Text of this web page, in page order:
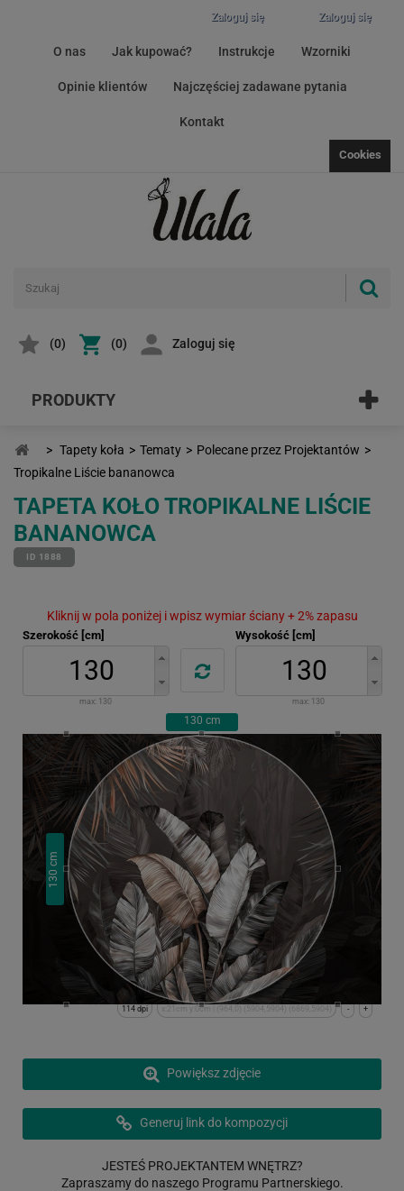
Zaloguj się
Zaloguj się
O nas Jak kupować? Instrukcje Wzorniki
Opinie klientów Najczęściej zadawane pytania
Kontakt
Cookies
(0) (0) Zaloguj się
PRODUKTY
> Tapety koła > Tematy > Polecane przez Projektantów >
Tropikalne Liście bananowca
TAPETA KOŁO TROPIKALNE LIŚCIE
BANANOWCA
ID 1888
Kliknij w pola poniżej i wpisz wymiar ściany + 2% zapasu
Szerokość [cm]
max: 130
Wysokość [cm]
max: 130
130 cm
130
cm
+
-
x:21cm y:0cm | (964,0) (5904,5904) (6869,5904)
114 dpi
Powiększ zdjęcie
Generuj link do kompozycji
JESTEŚ PROJEKTANTEM WNĘTRZ?
Zapraszamy do naszego Programu Partnerskiego.